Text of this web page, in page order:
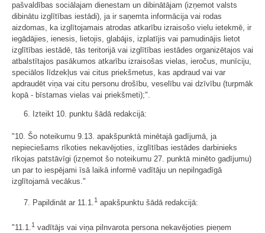
pašvaldības sociālajam dienestam un dibinātājam (izņemot valsts
dibinātu izglītības iestādi), ja ir saņemta informācija vai rodas
aizdomas, ka izglītojamais atrodas atkarību izraisošo vielu ietekmē, ir
iegādājies, ienesis, lietojis, glabājis, izplatījis vai pamudinājis lietot
izglītības iestādē, tās teritorijā vai izglītības iestādes organizētajos vai
atbalstītajos pasākumos atkarību izraisošas vielas, ieročus, munīciju,
speciālos līdzekļus vai citus priekšmetus, kas apdraud vai var
apdraudēt viņa vai citu personu drošību, veselību vai dzīvību (turpmāk
kopā - bīstamas vielas vai priekšmeti);".
6. Izteikt 10. punktu šādā redakcijā:
"10. Šo noteikumu 9.13. apakšpunktā minētajā gadījumā, ja
nepieciešams rīkoties nekavējoties, izglītības iestādes darbinieks
rīkojas patstāvīgi (izņemot šo noteikumu 27. punktā minēto gadījumu)
un par to iespējami īsā laikā informē vadītāju un nepilngadīgā
izglītojamā vecākus."
7. Papildināt ar 11.1. 1 apakšpunktu šādā redakcijā:
"11.1.1 vadītājs vai viņa pilnvarota persona nekavējoties pieņem